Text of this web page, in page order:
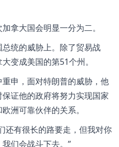
拿大国会明显一分为二。
统的威胁上。除了贸易战
变成美国的第51个州。
申，面对特朗普的威胁，他
证他的政府将努力实现国家
洲可靠伙伴的关系。
还有很长的路要走，但我对你
们会战斗下去。